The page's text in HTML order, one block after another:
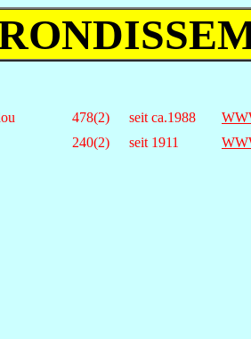
478(2) seit ca.1988
240(2) seit 1911